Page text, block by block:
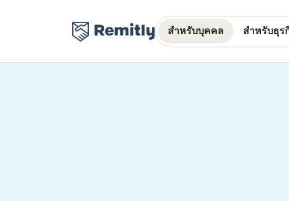
สำหรับบุคคล สำหรับธุร